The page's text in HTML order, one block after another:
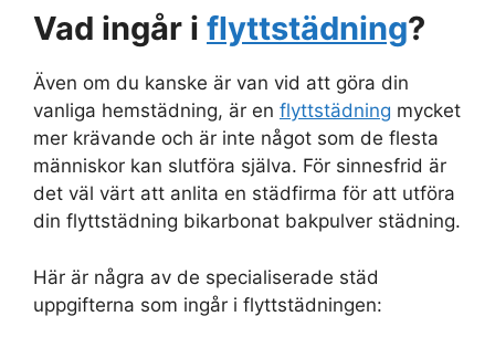
Vad ingår i flyttstädning?
Även om du kanske är van vid att göra din
vanliga hemstädning, är en flyttstädning mycket
mer krävande och är inte något som de flesta
människor kan slutföra själva. För sinnesfrid är
det väl värt att anlita en städfirma för att utföra
din flyttstädning bikarbonat bakpulver städning.
Här är några av de specialiserade städ
uppgifterna som ingår i flyttstädningen: